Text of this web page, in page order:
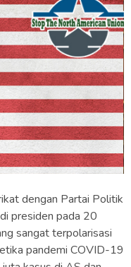
dengan Partai Politik
presiden pada 20
sangat terpolarisasi
pandemi COVID-19